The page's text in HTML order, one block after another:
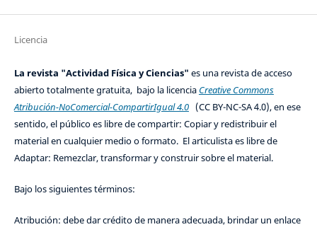
Licencia
La revista "Actividad Física y Ciencias" es una revista de acceso
abierto totalmente gratuita, bajo la licencia Creative Commons
Atribución-NoComercial-CompartirIgual 4.0(CC BY-NC-SA 4.0), en ese
sentido, el público es libre de compartir: Copiar y redistribuir el
material en cualquier medio o formato. El articulista es libre de
Adaptar: Remezclar, transformar y construir sobre el material.
Bajo los siguientes términos:
Atribución: debe dar crédito de manera adecuada, brindar un enlace